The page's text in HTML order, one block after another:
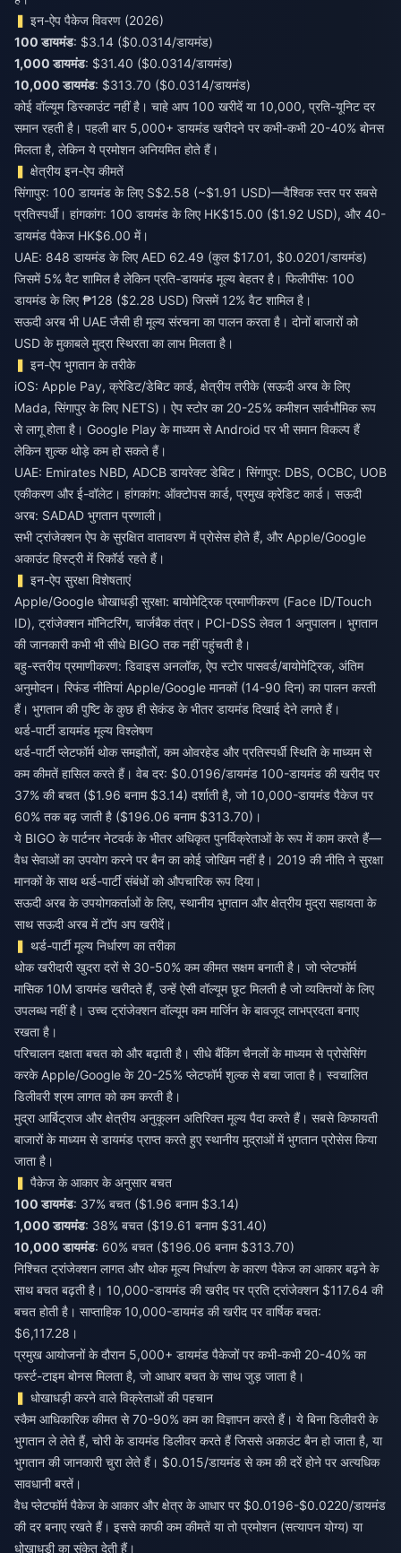
इन-ऐप पैकेज विवरण (2026)
100 डायमंड: $3.14 ($0.0314/डायमंड)
1,000 डायमंड: $31.40 ($0.0314/डायमंड)
10,000 डायमंड: $313.70 ($0.0314/डायमंड)
कोई वॉल्यूम डिस्काउंट नहीं है। चाहे आप 100 खरीदें या 10,000, प्रति-यूनिट दर
समान रहती है। पहली बार 5,000+ डायमंड खरीदने पर कभी-कभी 20-40% बोनस
मिलता है, लेकिन ये प्रमोशन अनियमित होते हैं।
क्षेत्रीय इन-ऐप कीमतें
सिंगापुर: 100 डायमंड के लिए S$2.58 (~$1.91 USD)—वैश्विक स्तर पर सबसे
प्रतिस्पर्धी। हांगकांग: 100 डायमंड के लिए HK$15.00 ($1.92 USD), और 40-
डायमंड पैकेज HK$6.00 में।
UAE: 848 डायमंड के लिए AED 62.49 (कुल $17.01, $0.0201/डायमंड)
जिसमें 5% वैट शामिल है लेकिन प्रति-डायमंड मूल्य बेहतर है। फिलीपींस: 100
डायमंड के लिए ₱128 ($2.28 USD) जिसमें 12% वैट शामिल है।
सऊदी अरब भी UAE जैसी ही मूल्य संरचना का पालन करता है। दोनों बाजारों को
USD के मुकाबले मुद्रा स्थिरता का लाभ मिलता है।
इन-ऐप भुगतान के तरीके
iOS: Apple Pay, क्रेडिट/डेबिट कार्ड, क्षेत्रीय तरीके (सऊदी अरब के लिए
Mada, सिंगापुर के लिए NETS)। ऐप स्टोर का 20-25% कमीशन सार्वभौमिक रूप
से लागू होता है। Google Play के माध्यम से Android पर भी समान विकल्प हैं
लेकिन शुल्क थोड़े कम हो सकते हैं।
UAE: Emirates NBD, ADCB डायरेक्ट डेबिट। सिंगापुर: DBS, OCBC, UOB
एकीकरण और ई-वॉलेट। हांगकांग: ऑक्टोपस कार्ड, प्रमुख क्रेडिट कार्ड। सऊदी
अरब: SADAD भुगतान प्रणाली।
सभी ट्रांजेक्शन ऐप के सुरक्षित वातावरण में प्रोसेस होते हैं, और Apple/Google
अकाउंट हिस्ट्री में रिकॉर्ड रहते हैं।
इन-ऐप सुरक्षा विशेषताएं
Apple/Google धोखाधड़ी सुरक्षा: बायोमेट्रिक प्रमाणीकरण (Face ID/Touch
ID), ट्रांजेक्शन मॉनिटरिंग, चार्जबैक तंत्र। PCI-DSS लेवल 1 अनुपालन। भुगतान
की जानकारी कभी भी सीधे BIGO तक नहीं पहुंचती है।
बहु-स्तरीय प्रमाणीकरण: डिवाइस अनलॉक, ऐप स्टोर पासवर्ड/बायोमेट्रिक, अंतिम
अनुमोदन। रिफंड नीतियां Apple/Google मानकों (14-90 दिन) का पालन करती
हैं। भुगतान की पुष्टि के कुछ ही सेकंड के भीतर डायमंड दिखाई देने लगते हैं।
थर्ड-पार्टी डायमंड मूल्य विश्लेषण
थर्ड-पार्टी प्लेटफॉर्म थोक समझौतों, कम ओवरहेड और प्रतिस्पर्धी स्थिति के माध्यम से
कम कीमतें हासिल करते हैं। वेब दर: $0.0196/डायमंड 100-डायमंड की खरीद पर
37% की बचत ($1.96 बनाम $3.14) दर्शाती है, जो 10,000-डायमंड पैकेज पर
60% तक बढ़ जाती है ($196.06 बनाम $313.70)।
ये BIGO के पार्टनर नेटवर्क के भीतर अधिकृत पुनर्विक्रेताओं के रूप में काम करते हैं—
वैध सेवाओं का उपयोग करने पर बैन का कोई जोखिम नहीं है। 2019 की नीति ने सुरक्षा
मानकों के साथ थर्ड-पार्टी संबंधों को औपचारिक रूप दिया।
सऊदी अरब के उपयोगकर्ताओं के लिए, स्थानीय भुगतान और क्षेत्रीय मुद्रा सहायता के
साथसऊदी अरब में टॉप अप खरीदें ।
थर्ड-पार्टी मूल्य निर्धारण का तरीका
थोक खरीदारी खुदरा दरों से 30-50% कम कीमत सक्षम बनाती है। जो प्लेटफॉर्म
मासिक 10M डायमंड खरीदते हैं, उन्हें ऐसी वॉल्यूम छूट मिलती है जो व्यक्तियों के लिए
उपलब्ध नहीं है। उच्च ट्रांजेक्शन वॉल्यूम कम मार्जिन के बावजूद लाभप्रदता बनाए
रखता है।
परिचालन दक्षता बचत को और बढ़ाती है। सीधे बैंकिंग चैनलों के माध्यम से प्रोसेसिंग
करके Apple/Google के 20-25% प्लेटफॉर्म शुल्क से बचा जाता है। स्वचालित
डिलीवरी श्रम लागत को कम करती है।
मुद्रा आर्बिट्राज और क्षेत्रीय अनुकूलन अतिरिक्त मूल्य पैदा करते हैं। सबसे किफायती
बाजारों के माध्यम से डायमंड प्राप्त करते हुए स्थानीय मुद्राओं में भुगतान प्रोसेस किया
जाता है।
पैकेज के आकार के अनुसार बचत
100 डायमंड: 37% बचत ($1.96 बनाम $3.14)
1,000 डायमंड: 38% बचत ($19.61 बनाम $31.40)
10,000 डायमंड: 60% बचत ($196.06 बनाम $313.70)
निश्चित ट्रांजेक्शन लागत और थोक मूल्य निर्धारण के कारण पैकेज का आकार बढ़ने के
साथ बचत बढ़ती है। 10,000-डायमंड की खरीद पर प्रति ट्रांजेक्शन $117.64 की
बचत होती है। साप्ताहिक 10,000-डायमंड की खरीद पर वार्षिक बचत:
$6,117.28।
प्रमुख आयोजनों के दौरान 5,000+ डायमंड पैकेजों पर कभी-कभी 20-40% का
फर्स्ट-टाइम बोनस मिलता है, जो आधार बचत के साथ जुड़ जाता है।
धोखाधड़ी करने वाले विक्रेताओं की पहचान
स्कैम आधिकारिक कीमत से 70-90% कम का विज्ञापन करते हैं। ये बिना डिलीवरी के
भुगतान ले लेते हैं, चोरी के डायमंड डिलीवर करते हैं जिससे अकाउंट बैन हो जाता है, या
भुगतान की जानकारी चुरा लेते हैं। $0.015/डायमंड से कम की दरें होने पर अत्यधिक
सावधानी बरतें।
वैध प्लेटफॉर्म पैकेज के आकार और क्षेत्र के आधार पर $0.0196-$0.0220/डायमंड
की दर बनाए रखते हैं। इससे काफी कम कीमतें या तो प्रमोशन (सत्यापन योग्य) या
धोखाधड़ी का संकेत देती हैं।